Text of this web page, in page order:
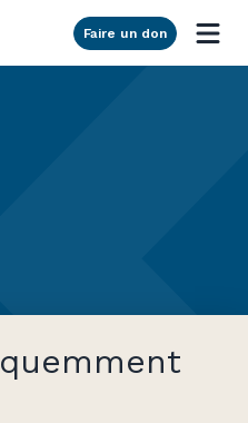
Faire un don